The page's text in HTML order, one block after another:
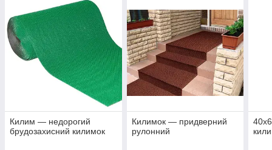
Килим — недорогий
брудозахисний килимок
Килимок — придверний
рулонний